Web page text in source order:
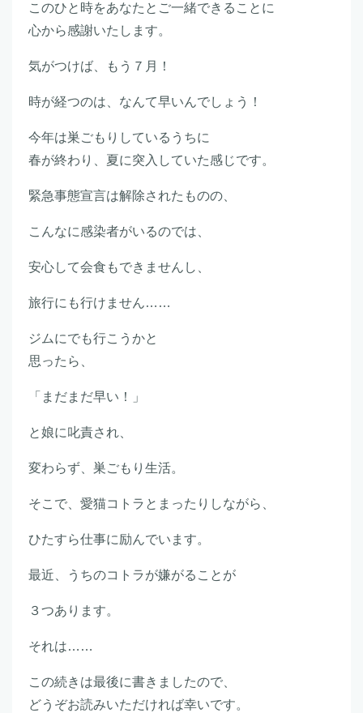
このひと時をあなたとご一緒できることに
心から感謝いたします。
気がつけば、もう７月！
時が経つのは、なんて早いんでしょう！
今年は巣ごもりしているうちに
春が終わり、夏に突入していた感じです。
緊急事態宣言は解除されたものの、
こんなに感染者がいるのでは、
安心して会食もできませんし、
旅行にも行けません……
ジムにでも行こうかと
思ったら、
「まだまだ早い！」
と娘に叱責され、
変わらず、巣ごもり生活。
そこで、愛猫コトラとまったりしながら、
ひたすら仕事に励んでいます。
最近、うちのコトラが嫌がることが
３つあります。
それは……
この続きは最後に書きましたので、
どうぞお読みいただければ幸いです。